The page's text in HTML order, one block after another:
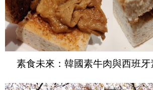
素食未來：韓國素牛肉與西班